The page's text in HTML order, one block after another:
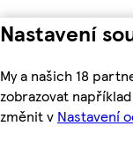
Nastavení
My a našich 18
zobrazovat
změnit v Nastavení